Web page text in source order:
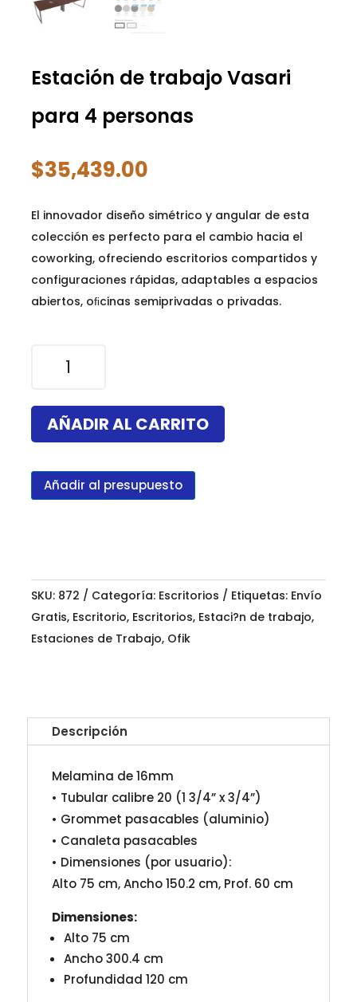
Estación de trabajo Vasari
para 4 personas
$35,439.00
El innovador diseño simétrico y angular de esta
colección es perfecto para el cambio hacia el
coworking, ofreciendo escritorios compartidos y
configuraciones rápidas, adaptables a espacios
abiertos, oﬁcinas semiprivadas o privadas.
Vasari
para
personas
cantidad
AÑADIR AL CARRITO
Añadir al presupuesto
SKU: 872 Categoría: Escritorios Etiquetas: Envío
Gratis, Escritorio, Escritorios, Estaci?n de trabajo,
Estaciones de Trabajo, Ofik
Descripción
Melamina de 16mm
• Tubular calibre 20 (1 3/4” x 3/4”)
• Grommet pasacables (aluminio)
• Canaleta pasacables
• Dimensiones (por usuario):
Alto 75 cm, Ancho 150.2 cm, Prof. 60 cm
Dimensiones:
Alto 75 cm
Ancho 300.4 cm
Profundidad 120 cm